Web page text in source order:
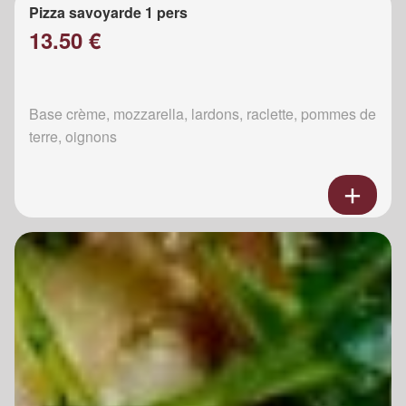
Pizza savoyarde 1 pers
13.50 €
Base crème, mozzarella, lardons, raclette, pommes de
terre, oignons